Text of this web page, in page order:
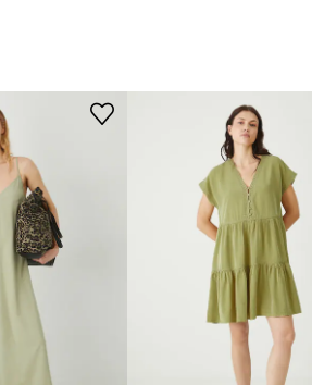
ÚDAJE O VÝROBKU